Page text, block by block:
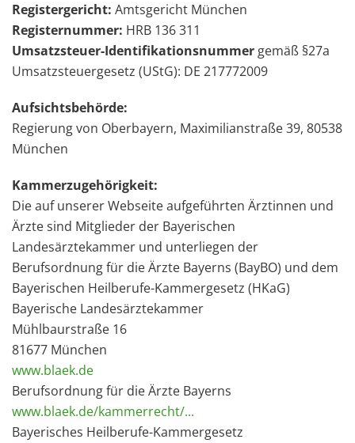
Registergericht: Amtsgericht München
Registernummer: HRB 136 311
Umsatzsteuer-Identifikationsnummer gemäß §27a
Umsatzsteuergesetz (UStG): DE 217772009
Aufsichtsbehörde:
Regierung von Oberbayern, Maximilianstraße 39, 80538
München
Kammerzugehörigkeit:
Die auf unserer Webseite aufgeführten Ärztinnen und
Ärzte sind Mitglieder der Bayerischen
Landesärztekammer und unterliegen der
Berufsordnung für die Ärzte Bayerns (BayBO) und dem
Bayerischen Heilberufe-Kammergesetz (HKaG)
Bayerische Landesärztekammer
Mühlbaurstraße 16
81677 München
www.blaek.de
Berufsordnung für die Ärzte Bayerns
www.blaek.de/kammerrecht/...
Bayerisches Heilberufe-Kammergesetz